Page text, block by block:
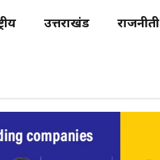
उत्तराखंड राजनीती